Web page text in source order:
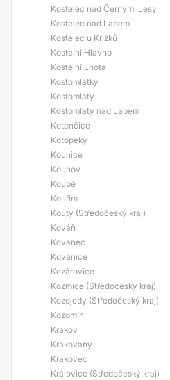
Kostelec nad Černými Lesy
Kostelec nad Labem
Kostelec u Křížků
Kostelní Hlavno
Kostelní Lhota
Kostomlátky
Kostomlaty
Kostomlaty nad Labem
Kotenčice
Kotopeky
Kounice
Kounov
Koupě
Kouřim
Kouty (Středočeský kraj)
Kováň
Kovanec
Kovanice
Kozárovice
Kozmice (Středočeský kraj)
Kozojedy (Středočeský kraj)
Kozomín
Krakov
Krakovany
Krakovec
Královice (Středočeský kraj)